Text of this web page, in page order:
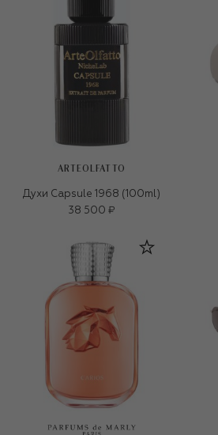
ARTEOLFATTO
Духи Capsule 1968 (100ml)
38 500 ₽